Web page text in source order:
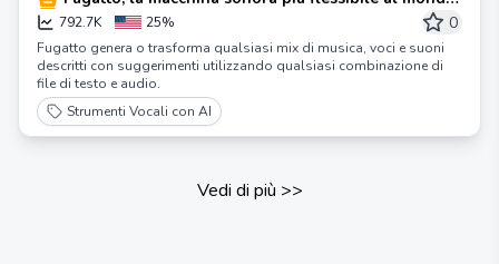
debutta | Blog di NVIDIA
792.7K 25% 0
Fugatto genera o trasforma qualsiasi mix di musica, voci e suoni
descritti con suggerimenti utilizzando qualsiasi combinazione di
file di testo e audio.
Strumenti Vocali con AI
Vedi di più >>